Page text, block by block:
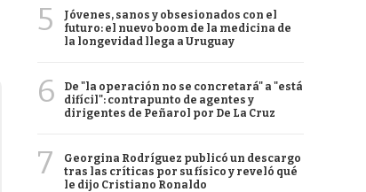
5
Jóvenes, sanos y obsesionados con el
futuro: el nuevo boom de la medicina de
la longevidad llega a Uruguay
6
De "la operación no se concretará" a "está
difícil": contrapunto de agentes y
dirigentes de Peñarol por De La Cruz
7
Georgina Rodríguez publicó un descargo
tras las críticas por su físico y reveló qué
le dijo Cristiano Ronaldo